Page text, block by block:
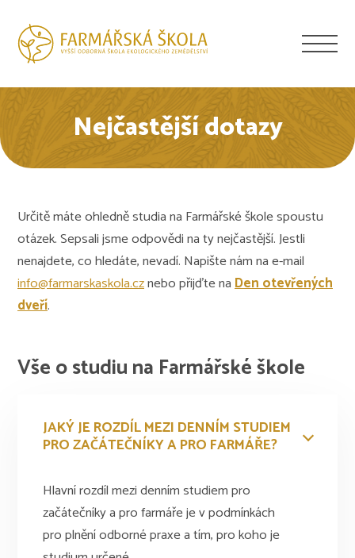
Nejčastější dotazy
Určitě máte ohledně studia na Farmářské škole spoustu
otázek. Sepsali jsme odpovědi na ty nejčastější. Jestli
nenajdete, co hledáte, nevadí. Napište nám na e-mail
info@farmarskaskola.cznebo přijďte naDen otevřených
dveří.
Vše o studiu na Farmářské škole
JAKÝ JE ROZDÍL MEZI DENNÍM STUDIEM
PRO ZAČÁTEČNÍKY A PRO FARMÁŘE?
Hlavní rozdíl mezi denním studiem pro
začátečníky a pro farmáře je v podmínkách
pro plnění odborné praxe a tím, pro koho je